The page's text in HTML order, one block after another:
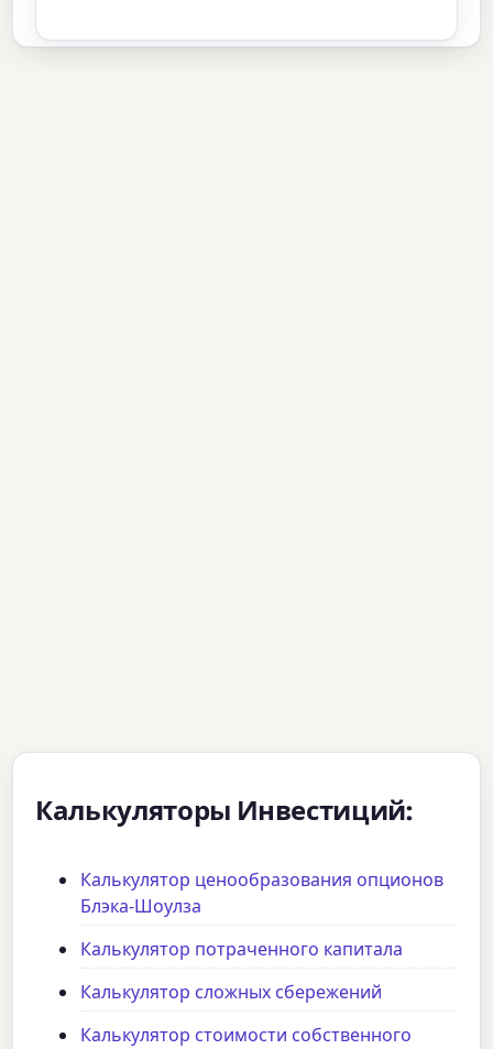
Калькуляторы Инвестиций:
Калькулятор ценообразования опционов
Блэка-Шоулза
Калькулятор потраченного капитала
Калькулятор сложных сбережений
Калькулятор стоимости собственного